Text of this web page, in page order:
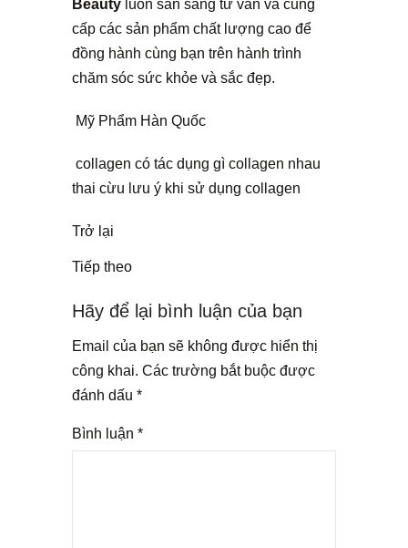
Beauty luôn sẵn sàng tư vấn và cung
cấp các sản phẩm chất lượng cao để
đồng hành cùng bạn trên hành trình
chăm sóc sức khỏe và sắc đẹp.
Mỹ Phẩm Hàn Quốc
collagen có tác dụng gì collagen nhau
thai cừu lưu ý khi sử dụng collagen
Trở lại
Tiếp theo
Hãy để lại bình luận của bạn
Email của bạn sẽ không được hiển thị
công khai. Các trường bắt buộc được
đánh dấu *
Bình luận *